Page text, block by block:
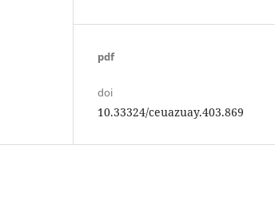
pdf
doi
10.33324/ceuazuay.403.869